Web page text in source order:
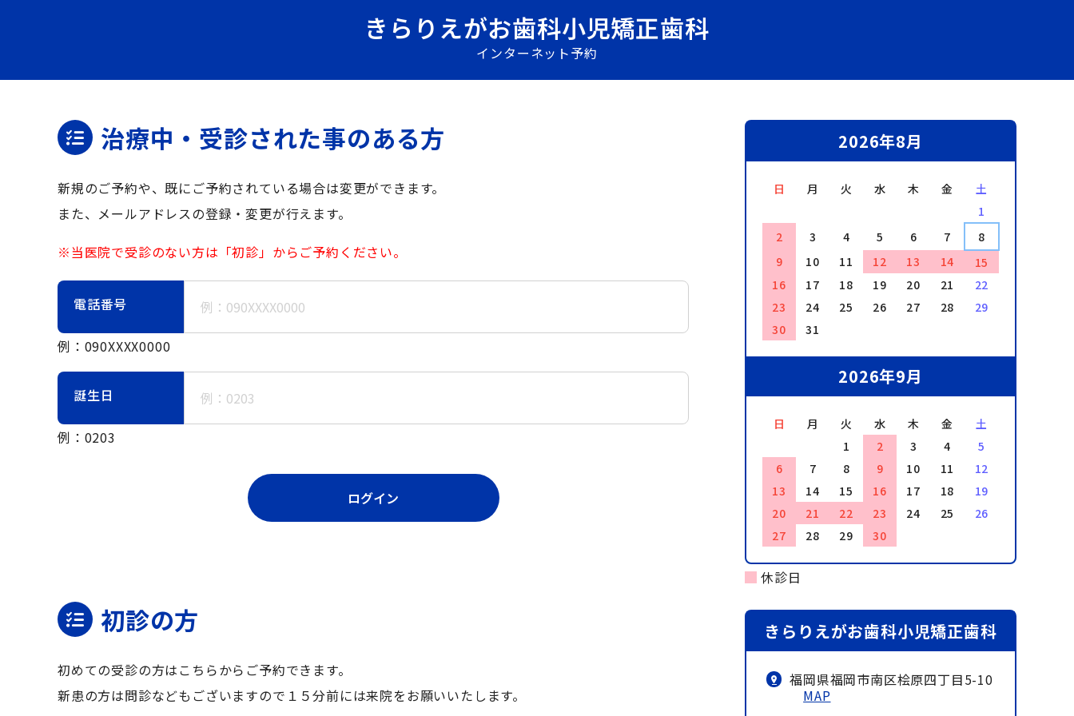
きらりえがお歯科小児矯正歯科
インターネット予約
治療中・受診された事のある方
新規のご予約や、既にご予約されている場合は変更ができます。
また、メールアドレスの登録・変更が行えます。
※当医院で受診のない方は「初診」からご予約ください。
電話番号
例：090XXXX0000
誕生日
例：0203
ログイン
初診の方
初めての受診の方はこちらからご予約できます。
新患の方は問診などもございますので１５分前には来院をお願いいたします。
2026年8月
日 月 火 水 木 金
土
1
2
3 4 5 6 7
8
9
10 11 12 13 14
15
16
17 18 19 20 21
22
23
24 25 26 27 28
29
30
31
2026年9月
日 月 火 水 木 金
土
1
2 3 4
5
6
7 8 9 10 11
12
13
14 15 16 17 18
19
20
21 22 23 24 25
26
27
28 29 30
休診日
きらりえがお歯科小児矯正歯科
福岡県福岡市南区桧原四丁目5-10
MAP